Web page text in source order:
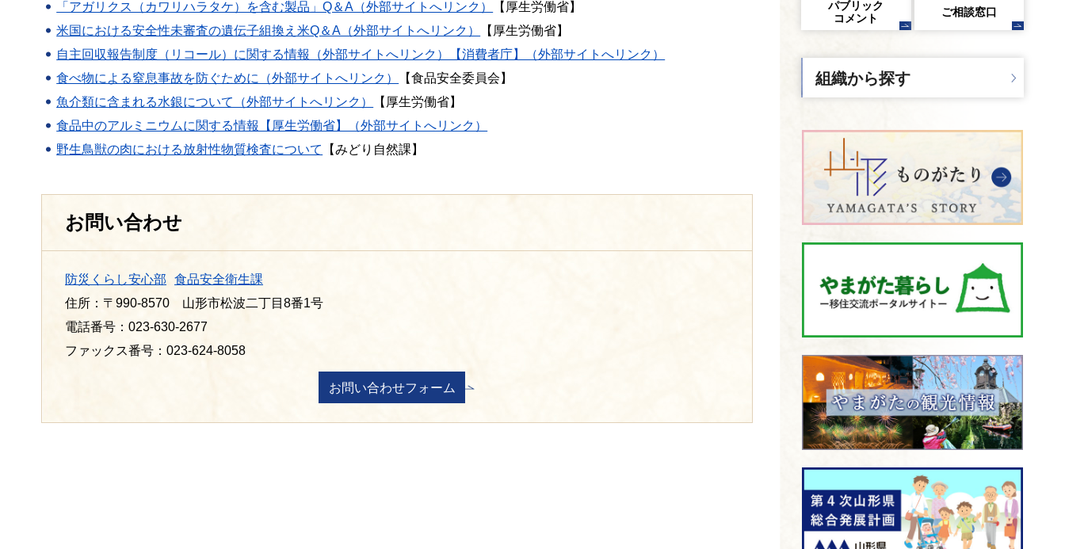
「アガリクス（カワリハラタケ）を含む製品」Q＆A（外部サイトへリンク）
【厚生労働省】
米国における安全性未審査の遺伝子組換え米Q＆A（外部サイトへリンク）
【厚生労働省】
自主回収報告制度（リコール）に関する情報（外部サイトへリンク）【消費者庁】（外部サイトへリンク）
食べ物による窒息事故を防ぐために（外部サイトへリンク）
【食品安全委員会】
魚介類に含まれる水銀について（外部サイトへリンク）
【厚生労働省】
食品中のアルミニウムに関する情報【厚生労働省】（外部サイトへリンク）
野生鳥獣の肉における放射性物質検査について
【みどり自然課】
お問い合わせ
防災くらし安心部
食品安全衛生課
住所：〒990-8570 山形市松波二丁目8番1号
電話番号：023-630-2677
ファックス番号：023-624-8058
パブリック
コメント
ご相談窓口
組織から探す